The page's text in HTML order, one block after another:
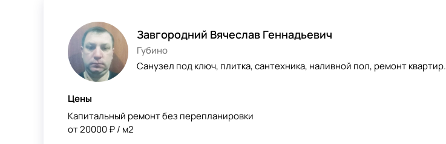
Завгородний Вячеслав Геннадьевич
Губино
Санузел под ключ, плитка, сантехника, наливной пол, ремонт квартир.
Цены
Капитальный ремонт без перепланировки
от 20000 ₽ / м2